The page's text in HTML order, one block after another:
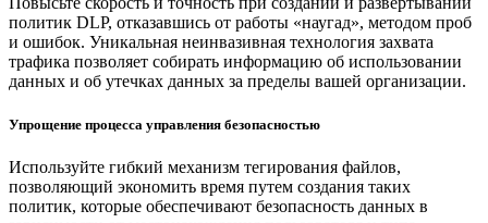
политик DLP, отказавшись от работы «наугад», методом проб
и ошибок. Уникальная неинвазивная технология захвата
трафика позволяет собирать информацию об использовании
данных и об утечках данных за пределы вашей организации.
Упрощение процесса управления безопасностью
Используйте гибкий механизм тегирования файлов,
позволяющий экономить время путем создания таких
политик, которые обеспечивают безопасность данных в